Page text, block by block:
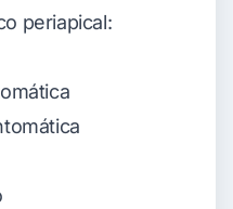
periapical: